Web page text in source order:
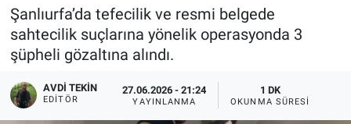
Şanlıurfa’da tefecilik ve resmi belgede
sahtecilik suçlarına yönelik operasyonda 3
şüpheli gözaltına alındı.
AVDI TEKIN
EDITÖR
27.06.2026 - 21:24
YAYINLANMA
1 DK
OKUNMA SÜRESI
Tüm Manşetler
Son Dakika Haberleri